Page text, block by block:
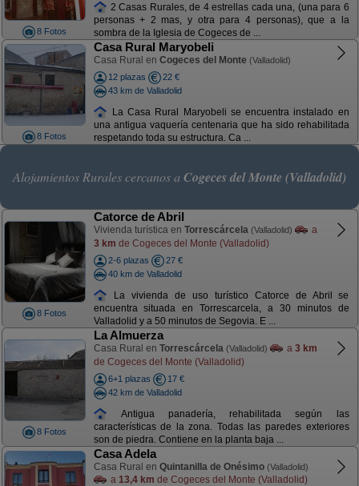
8 Fotos
2 Casas Rurales, de 4 estrellas cada una, (una para 6
personas + 2 mas, y otra para 4 personas), que a la
sombra de la Iglesia de Cogeces de ...
8 Fotos
Casa Rural Maryobeli
Casa Rural en Cogeces del Monte (Valladolid)
12 plazas
22 €
43 km de Valladolid
La Casa Rural Maryobeli se encuentra instalado en
una antigua vaquería centenaria que ha sido rehabilitada
respetando toda su estructura. Ca ...
Alojamientos Rurales cercanos a Cogeces del Monte (Valladolid)
8 Fotos
Catorce de Abril
Vivienda turística en Torrescárcela (Valladolid)
a
3 km de Cogeces del Monte (Valladolid)
2-6 plazas
27 €
40 km de Valladolid
La vivienda de uso turístico Catorce de Abril se
encuentra situada en Torrescarcela, a 30 minutos de
Valladolid y a 50 minutos de Segovia. E ...
8 Fotos
La Almuerza
Casa Rural en Torrescárcela (Valladolid) a 3 km
de Cogeces del Monte (Valladolid)
6+1 plazas
17 €
42 km de Valladolid
Antigua panadería, rehabilitada según las
características de la zona. Todas las paredes exteriores
son de piedra. Contiene en la planta baja ...
Casa Adela
Casa Rural en Quintanilla de Onésimo (Valladolid)
a 13,4 km de Cogeces del Monte (Valladolid)